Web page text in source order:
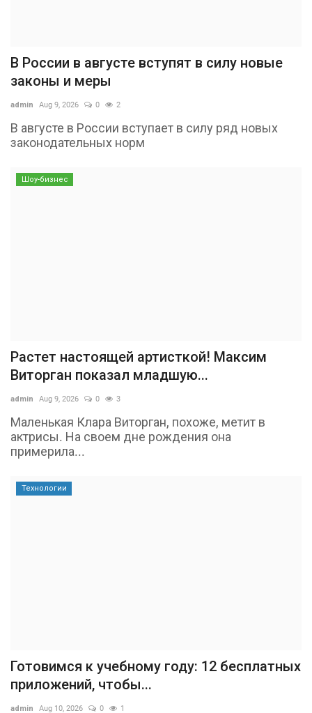
В России в августе вступят в силу новые
законы и меры
admin Aug 9, 2026 0 2
В августе в России вступает в силу ряд новых
законодательных норм
Шоу-бизнес
Растет настоящей артисткой! Максим
Виторган показал младшую...
admin Aug 9, 2026 0 3
Маленькая Клара Виторган, похоже, метит в
актрисы. На своем дне рождения она
примерила...
Технологии
Готовимся к учебному году: 12 бесплатных
приложений, чтобы...
admin Aug 10, 2026 0 1